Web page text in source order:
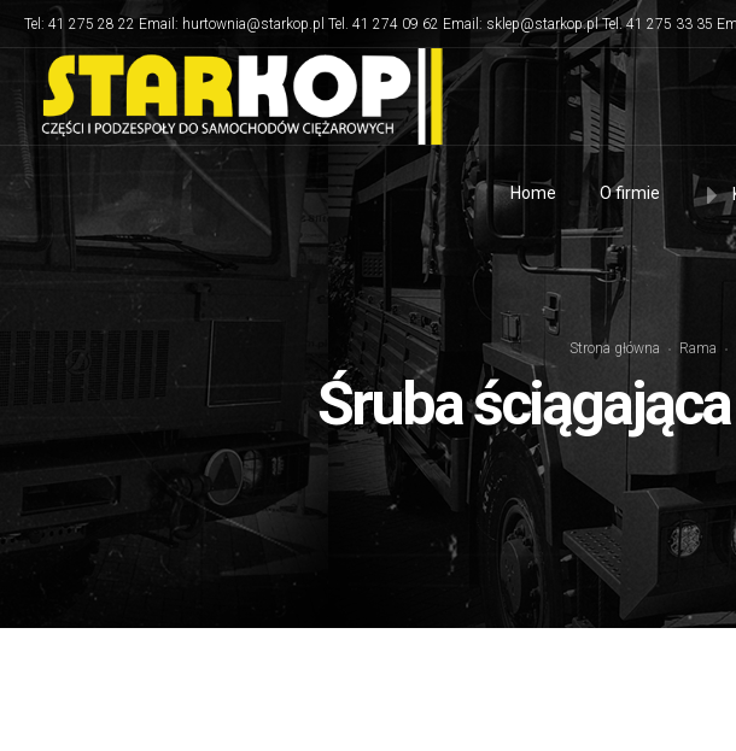
Tel: 41 275 28 22 Email: hurtownia@starkop.pl Tel. 41 274 09 62 Email: sklep@starkop.pl Tel. 41 275 33 35
Home O firmie
Strona główna Rama
Śruba